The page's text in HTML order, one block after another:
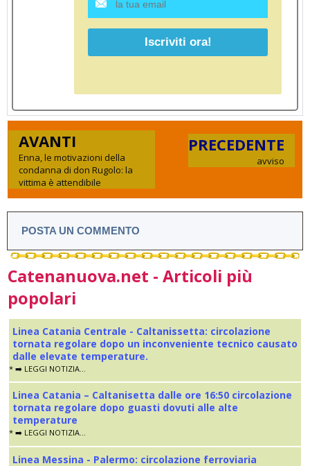
AVANTI
Enna, le motivazioni della
condanna di don Rugolo: la
vittima è attendibile
PRECEDENTE
avviso
POSTA UN COMMENTO
Catenanuova.net - Articoli più
popolari
Linea Catania Centrale - Caltanissetta: circolazione
tornata regolare dopo un inconveniente tecnico causato
dalle elevate temperature.
* ➡️ LEGGI NOTIZIA...
Linea Catania – Caltanisetta dalle ore 16:50 circolazione
tornata regolare dopo guasti dovuti alle alte
temperature
* ➡️ LEGGI NOTIZIA...
Linea Messina - Palermo: circolazione ferroviaria